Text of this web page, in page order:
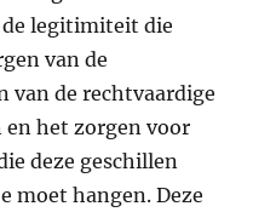
legitimiteit die
van de
van de rechtvaardige
het zorgen voor
deze geschillen
moet hangen. Deze